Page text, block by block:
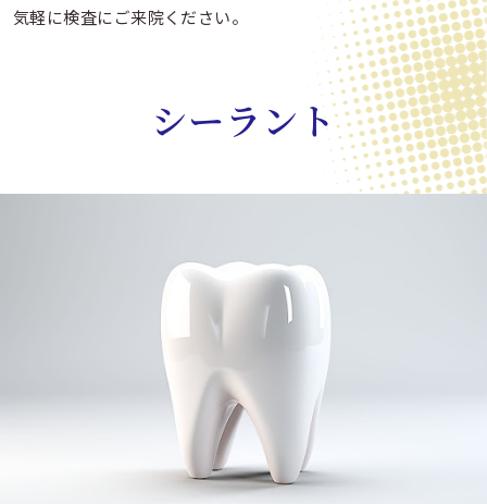
気軽に検査にご来院ください。
シーラント